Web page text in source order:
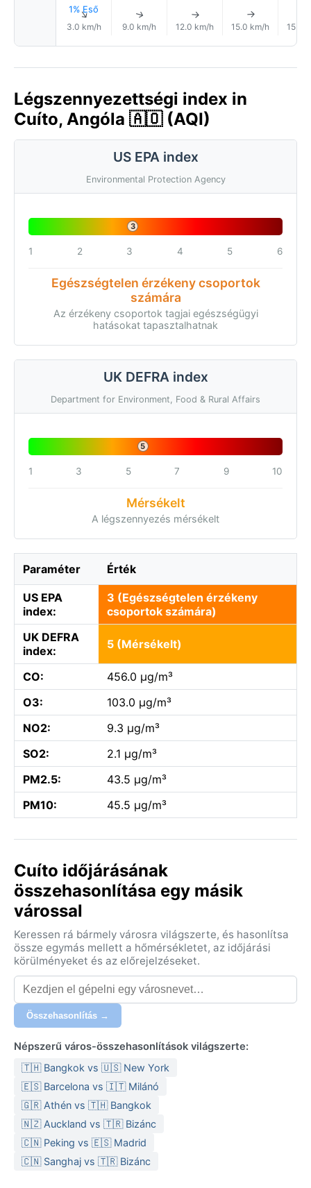
1% Eső
↑
3.0 km/h
↑
9.0 km/h
↑
12.0 km/h
↑
15.0 km/h 15.0
Légszennyezettségi index in
Cuíto, Angóla 🇦🇴 (AQI)
US EPA index
Environmental Protection Agency
3
1 2 3 4 5 6
Egészségtelen érzékeny csoportok
számára
Az érzékeny csoportok tagjai egészségügyi
hatásokat tapasztalhatnak
UK DEFRA index
Department for Environment, Food & Rural Affairs
5
1 3 5 7 9 10
Mérsékelt
A légszennyezés mérsékelt
Paraméter Érték
US EPA
index:
3 (Egészségtelen érzékeny
csoportok számára)
UK DEFRA
index:
5 (Mérsékelt)
CO:
456.0 µg/m³
O3:
103.0 µg/m³
NO2:
9.3 µg/m³
SO2:
2.1 µg/m³
PM2.5:
43.5 µg/m³
PM10:
45.5 µg/m³
Cuíto időjárásának
összehasonlítása egy másik
várossal
Keressen rá bármely városra világszerte, és hasonlítsa
össze egymás mellett a hőmérsékletet, az időjárási
körülményeket és az előrejelzéseket.
Összehasonlítás →
Népszerű város-összehasonlítások világszerte:
🇹🇭 Bangkok vs 🇺🇸 New York
🇪🇸 Barcelona vs 🇮🇹 Milánó
🇬🇷 Athén vs 🇹🇭 Bangkok
🇳🇿 Auckland vs 🇹🇷 Bizánc
🇨🇳 Peking vs 🇪🇸 Madrid
🇨🇳 Sanghaj vs 🇹🇷 Bizánc